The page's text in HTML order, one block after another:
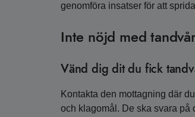
genomföra insatser för att
Inte nöjd med
Vänd dig dit du fick
Kontakta den mottagning där
och klagomål. De ska svara på